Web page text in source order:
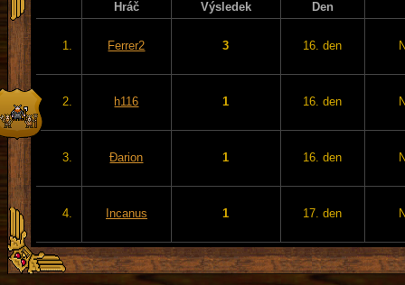
Hráč Výsledek Den
1. Ferrer2 3 16. den
2. h116 1 16. den
3. Đarion 1 16. den
4. Incanus 1 17. den